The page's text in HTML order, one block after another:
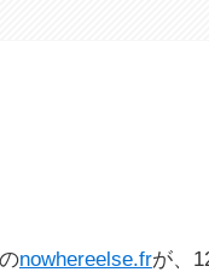
nowhereelse.frが、